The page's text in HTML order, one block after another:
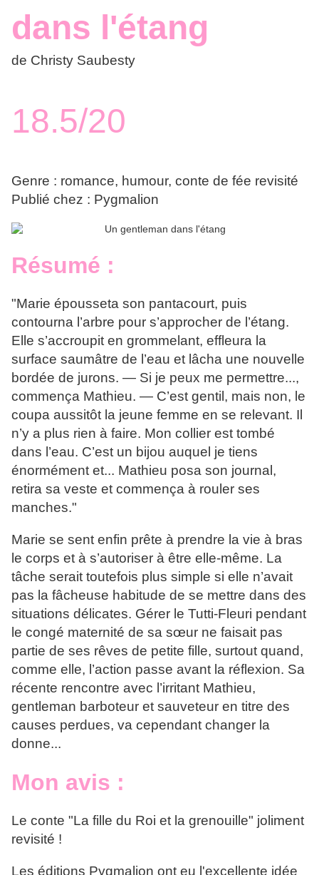
dans l'étang
de Christy Saubesty
18.5/20
Genre : romance, humour, conte de fée revisité
Publié chez : Pygmalion
Résumé :
"Marie épousseta son pantacourt, puis
contourna l’arbre pour s’approcher de l’étang.
Elle s’accroupit en grommelant, effleura la
surface saumâtre de l’eau et lâcha une nouvelle
bordée de jurons. — Si je peux me permettre...,
commença Mathieu. — C’est gentil, mais non, le
coupa aussitôt la jeune femme en se relevant. Il
n’y a plus rien à faire. Mon collier est tombé
dans l’eau. C’est un bijou auquel je tiens
énormément et... Mathieu posa son journal,
retira sa veste et commença à rouler ses
manches."
Marie se sent enfin prête à prendre la vie à bras
le corps et à s’autoriser à être elle-même. La
tâche serait toutefois plus simple si elle n’avait
pas la fâcheuse habitude de se mettre dans des
situations délicates. Gérer le Tutti-Fleuri pendant
le congé maternité de sa sœur ne faisait pas
partie de ses rêves de petite fille, surtout quand,
comme elle, l’action passe avant la réflexion. Sa
récente rencontre avec l’irritant Mathieu,
gentleman barboteur et sauveteur en titre des
causes perdues, va cependant changer la
donne...
Mon avis :
Le conte "La fille du Roi et la grenouille" joliment
revisité !
Les éditions Pygmalion ont eu l'excellente idée